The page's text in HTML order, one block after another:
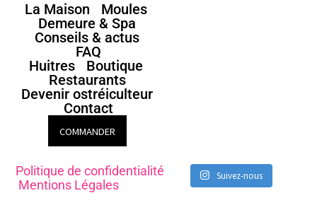
La Maison
Moules
Demeure & Spa
Conseils & actus
FAQ
Huitres
Boutique
Restaurants
Devenir ostréiculteur
Contact
COMMANDER
Politique de confidentialité
Mentions Légales
Suivez-nous